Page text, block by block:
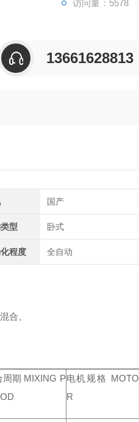
访问量：5578
13661628813
国产
型 卧式
程度 全自动
合。
周期 MIXING P电机规格 MOTO
R